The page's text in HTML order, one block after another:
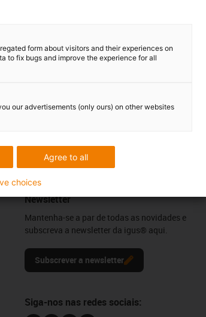
Serviço de chat
Serviço
De
Newsletter
Mantenha-se a par de todas as novidades e
subscreva a newsletter da igus® aqui.
Subscrever a newsletter
Siga-nos nas redes sociais:
form about visitors and their experiences on
to fix bugs and improve the experience for all
our advertisements (only ours) on other websites
Agree to all
choices